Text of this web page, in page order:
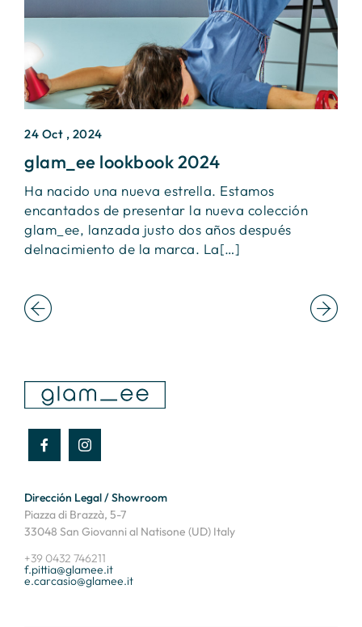
24 Oct , 2024
glam_ee lookbook 2024
Ha nacido una nueva estrella. Estamos
encantados de presentar la nueva colección
glam_ee, lanzada justo dos años después
delnacimiento de la marca. La[…]
Dirección Legal / Showroom
Piazza di Brazzà, 5-7
33048 San Giovanni al Natisone (UD) Italy
+39 0432 746211
f.pittia@glamee.it
e.carcasio@glamee.it